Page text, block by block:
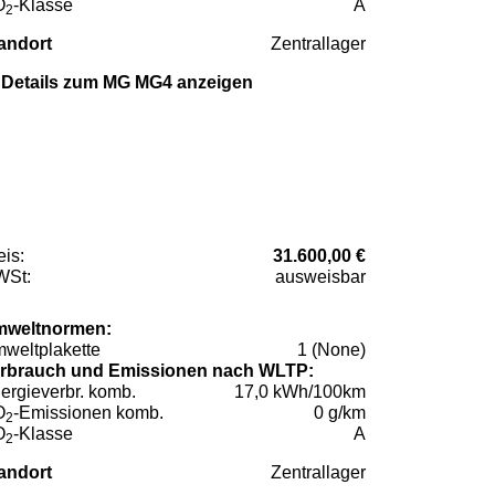
2-Klasse A
Zentrallager
zum MG MG4 anzeigen
31.600,00 €
ausweisbar
1 (None)
und Emissionen nach WLTP:
komb.
17,0 kWh/100km
2-Emissionen komb.
0 g/km
2-Klasse A
Zentrallager